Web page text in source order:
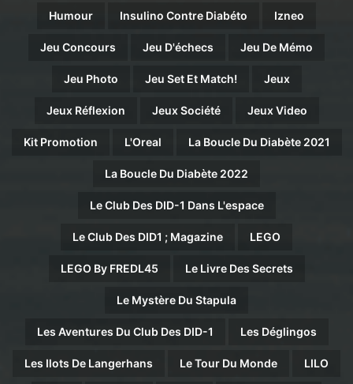
Humour Insulino Contre Diabéto Izneo
Jeu Concours Jeu D'échecs Jeu De Mémo
Jeu Photo Jeu Set Et Match! Jeux
Jeux Réflexion Jeux Société Jeux Video
Kit Promotion L'Oreal La Boucle Du Diabète 2021
La Boucle Du Diabète 2022
Le Club Des DID-1 Dans L'espace
Le Club Des DID1 ; Magazine LEGO
LEGO By FREDL45 Le Livre Des Secrets
Le Mystère Du Stapula
Les Aventures Du Club Des DID-1 Les Déglingos
Les Ilots De Langerhans Le Tour Du Monde LILO